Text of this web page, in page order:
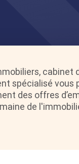
cabinet
spécialisé vous
des offres
de